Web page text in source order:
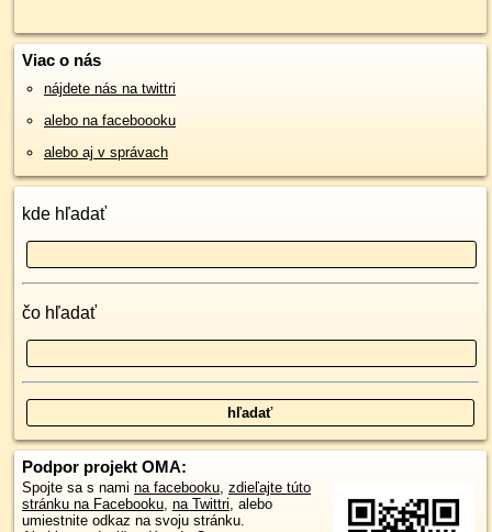
Viac o nás
nájdete nás na twittri
alebo na faceboooku
alebo aj v správach
kde hľadať
čo hľadať
Podpor projekt OMA:
Spojte sa s nami na facebooku zdieľajte túto
stránku na Facebooku na Twittri , alebo
umiestnite odkaz na svoju stránku.